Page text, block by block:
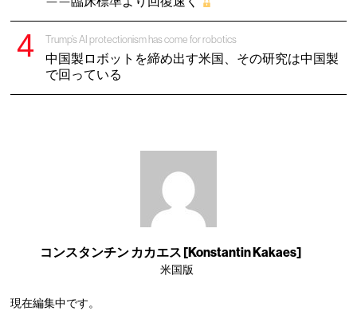
Trump’s AI protectionism has come for robotics
中国製ロボットを締め出す米国、その研究は中国製
で回っている
コンスタンチン カカエス [Konstantin Kakaes]
米国版
現在編集中です。